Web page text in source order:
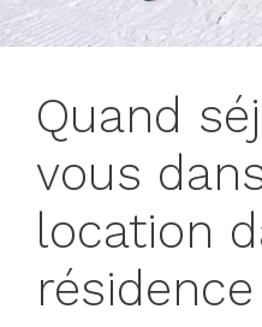
Quand
vous
location